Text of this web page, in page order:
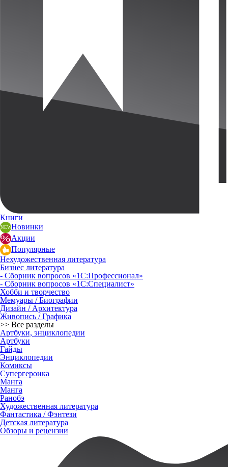
Книги
Новинки
Акции
Популярные
Нехудожественная литература
Бизнес литература
- Сборник вопросов «1С:Профессионал»
- Сборник вопросов «1С:Специалист»
Хобби и творчество
Мемуары / Биографии
Дизайн / Архитектура
Живопись / Графика
>> Все разделы
Артбуки, энциклопедии
Артбуки
Гайды
Энциклопедии
Комиксы
Супергероика
Манга
Манга
Ранобэ
Художественная литература
Фантастика / Фэнтези
Детская литература
Обзоры и рецензии